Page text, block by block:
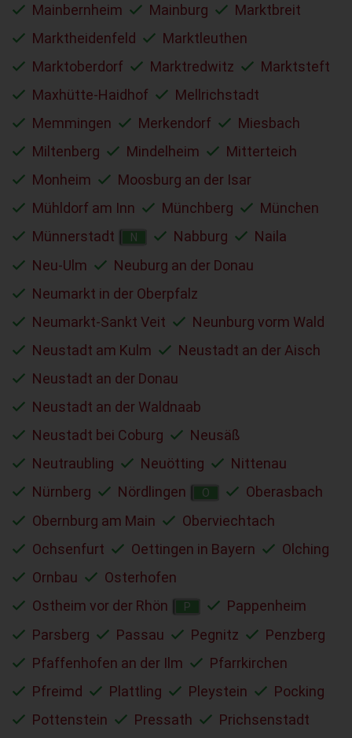
Mainbernheim Mainburg
Marktbreit
Marktheidenfeld
Marktleuthen
Marktoberdorf
Marktredwitz
Marktsteft
Maxhütte-Haidhof
Mellrichstadt
Memmingen
Merkendorf
Miesbach
Miltenberg
Mindelheim
Mitterteich
Monheim
Moosburg an der Isar
Mühldorf am Inn
Münchberg
München
Münnerstadt
N Nabburg
Naila
Neu-Ulm
Neuburg an der Donau
Neumarkt in der Oberpfalz
Neumarkt-Sankt Veit
Neunburg vorm Wald
Neustadt am Kulm
Neustadt an der Aisch
Neustadt an der Donau
Neustadt an der Waldnaab
Neustadt bei Coburg
Neusäß
Neutraubling
Neuötting
Nittenau
Nürnberg
Nördlingen O
Oberasbach
Obernburg am Main
Oberviechtach
Ochsenfurt
Oettingen in Bayern
Olching
Ornbau
Osterhofen
Ostheim vor der Rhön
P
Pappenheim
Parsberg
Passau Pegnitz
Penzberg
Pfaffenhofen an der Ilm
Pfarrkirchen
Pfreimd
Plattling Pleystein
Pocking
Pottenstein
Pressath
Prichsenstadt